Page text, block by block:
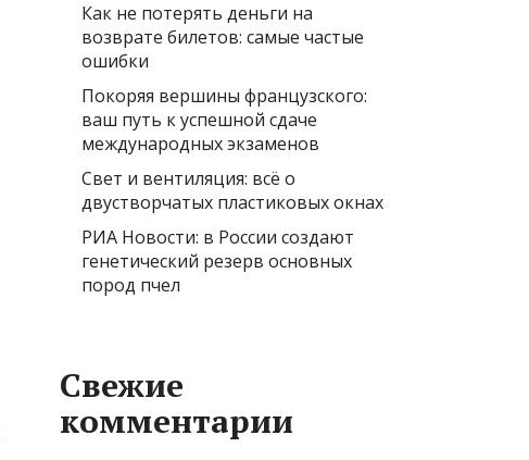
Как не потерять деньги на
возврате билетов: самые частые
ошибки
Покоряя вершины французского:
ваш путь к успешной сдаче
международных экзаменов
Свет и вентиляция: всё о
двустворчатых пластиковых окнах
РИА Новости: в России создают
генетический резерв основных
пород пчел
Свежие
комментарии